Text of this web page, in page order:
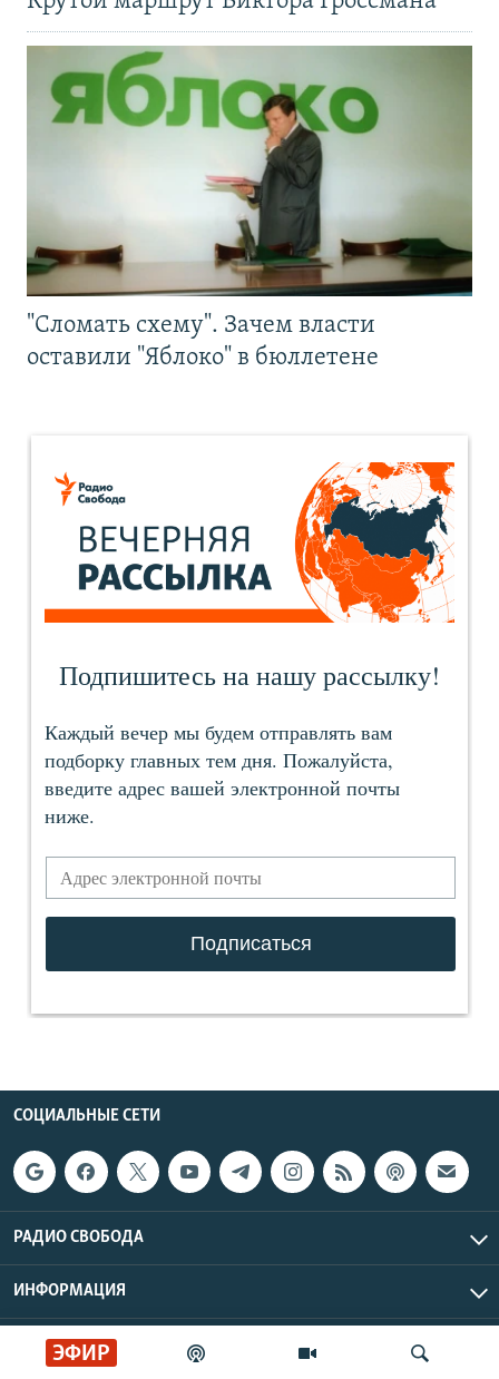
ЭФИР
"Сломать схему". Зачем власти
оставили "Яблоко" в бюллетене
СОЦИАЛЬНЫЕ СЕТИ
РАДИО СВОБОДА
ИНФОРМАЦИЯ
Радио Свобода © 2026 RFE/RL, Inc. | Все права защищены.